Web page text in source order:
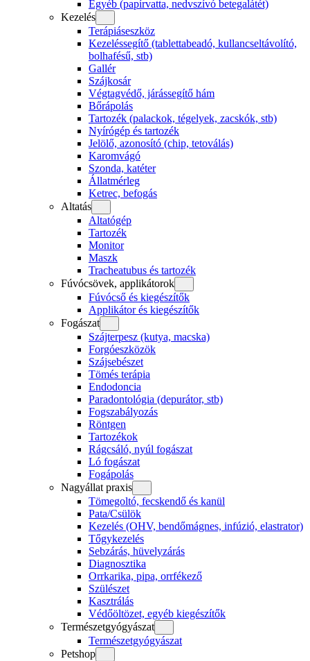
Egyéb (papírvatta, nedvszívó betegalátét)
Kezelés
Terápiáseszköz
Kezeléssegítő (tablettabeadó, kullancseltávolító,
bolhafésű, stb)
Gallér
Szájkosár
Végtagvédő, járássegítő hám
Bőrápolás
Tartozék (palackok, tégelyek, zacskók, stb)
Nyírógép és tartozék
Jelölő, azonosító (chip, tetoválás)
Karomvágó
Szonda, katéter
Állatmérleg
Ketrec, befogás
Altatás
Altatógép
Tartozék
Monitor
Maszk
Tracheatubus és tartozék
Fúvócsövek, applikátorok
Fúvócső és kiegészítők
Applikátor és kiegészítők
Fogászat
Szájterpesz (kutya, macska)
Forgóeszközök
Szájsebészet
Tömés terápia
Endodoncia
Paradontológia (depurátor, stb)
Fogszabályozás
Röntgen
Tartozékok
Rágcsáló, nyúl fogászat
Ló fogászat
Fogápolás
Nagyállat praxis
Tömegoltó, fecskendő és kanül
Pata/Csülök
Kezelés (OHV, bendőmágnes, infúzió, elastrator)
Tőgykezelés
Sebzárás, hüvelyzárás
Diagnosztika
Orrkarika, pipa, orrfékező
Szülészet
Kasztrálás
Védőöltözet, egyéb kiegészítők
Természetgyógyászat
Természetgyógyászat
Petshop